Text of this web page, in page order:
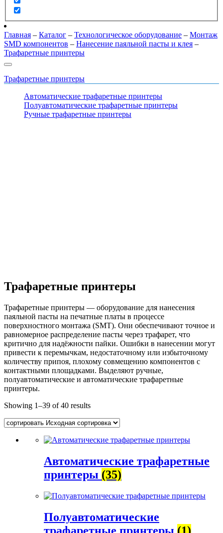
Главная – Каталог – Технологическое оборудование – Монтаж
SMD компонентов – Нанесение паяльной пасты и клея –
Трафаретные принтеры
Трафаретные принтеры
Автоматические трафаретные принтеры
Полуавтоматические трафаретные принтеры
Ручные трафаретные принтеры
Трафаретные принтеры
Трафаретные принтеры — оборудование для нанесения
паяльной пасты на печатные платы в процессе
поверхностного монтажа (SMT). Они обеспечивают точное и
равномерное распределение пасты через трафарет, что
критично для надёжности пайки. Ошибки в нанесении могут
привести к перемычкам, недостаточному или избыточному
количеству припоя, плохому совмещению компонентов с
контактными площадками. Выделяют ручные,
полуавтоматические и автоматические трафаретные
принтеры.
Showing 1–39 of40 results
Автоматические трафаретные
принтеры (35)
Полуавтоматические
трафаретные принтеры (1)